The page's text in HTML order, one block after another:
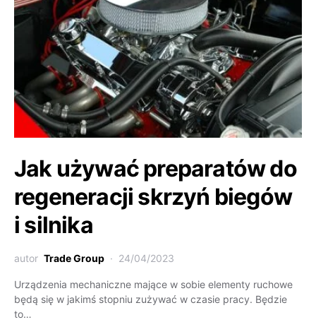
Jak używać preparatów do
regeneracji skrzyń biegów
i silnika
autor Trade Group 24/04/2023
Urządzenia mechaniczne mające w sobie elementy ruchowe
będą się w jakimś stopniu zużywać w czasie pracy. Będzie
to…